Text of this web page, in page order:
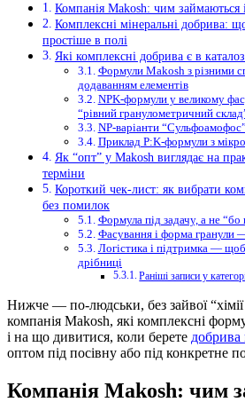
Компанія Makosh: чим
Комплексні мінеральні добрива:
простіше в полі
Які комплексні добрива є в
Формули Makosh з різними
додаванням елементів
NPK-формули у великому
“рівний гранулометричний
NP-варіанти
Приклад P:K-формули з
Як “опт” у Makosh виглядає на
терміни
Короткий чек-лист: як вибрати
без помилок
Формула під задачу, а не “бо
Фасування і форма гранули
Логістика і підтримка —
дрібниці
Раніші записи у
Нижче — по-людськи, без зайвої “хімії
компанія Makosh, які комплексні
і на що дивитися, коли берете
оптом під посівну або під конкретне
Компанія Makosh: чим